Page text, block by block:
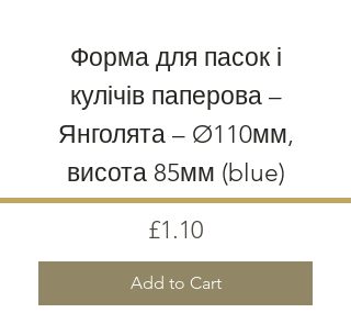
Форма для пасок і
кулічів паперова –
Янголята – Ø110мм,
висота 85мм (blue)
Price
£1.10
Add to Cart